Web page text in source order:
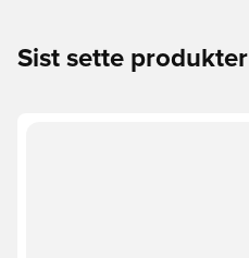
Sist sette produkter